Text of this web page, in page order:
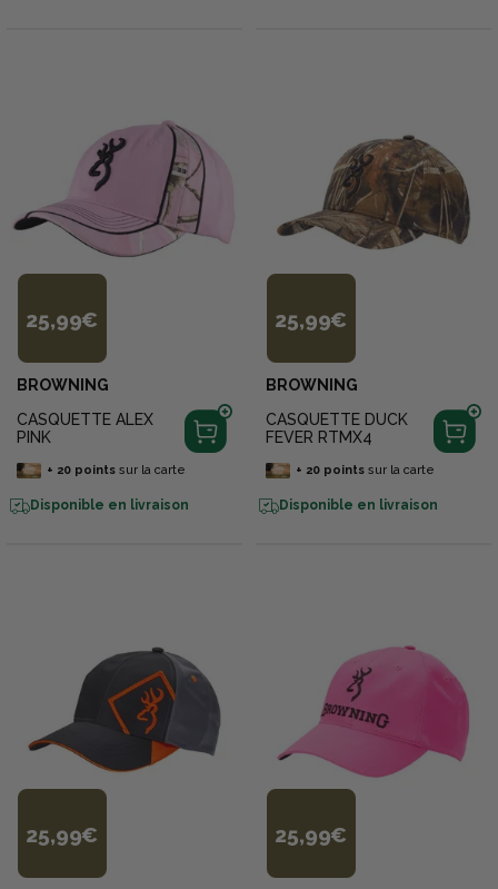
25,99€
BROWNING
CASQUETTE ALEX
PINK
+ 20pointssur la carte
Disponible en livraison
25,99€
BROWNING
CASQUETTE DUCK
FEVER RTMX4
+ 20pointssur la carte
Disponible en livraison
25,99€ 25,99€